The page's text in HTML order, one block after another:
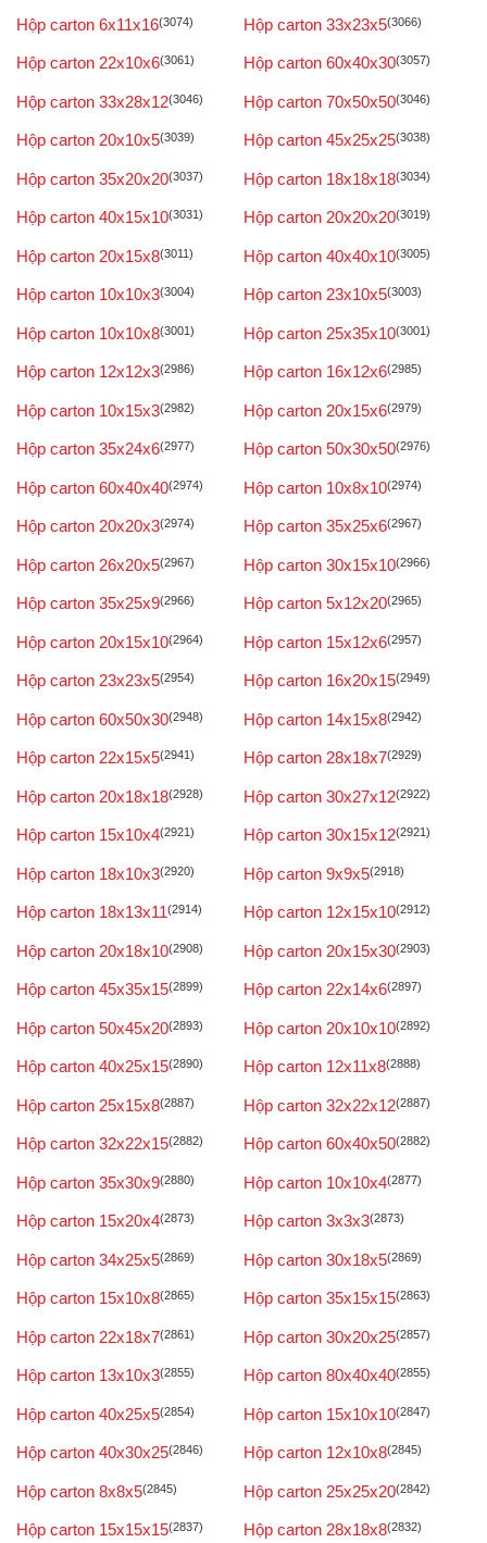
Hộp carton 6x11x16(3074) Hộp carton 33x23x5(3066)
Hộp carton 22x10x6(3061) Hộp carton 60x40x30(3057)
Hộp carton 33x28x12(3046) Hộp carton 70x50x50(3046)
Hộp carton 20x10x5(3039) Hộp carton 45x25x25(3038)
Hộp carton 35x20x20(3037) Hộp carton 18x18x18(3034)
Hộp carton 40x15x10(3031) Hộp carton 20x20x20(3019)
Hộp carton 20x15x8(3011) Hộp carton 40x40x10(3005)
Hộp carton 10x10x3(3004) Hộp carton 23x10x5(3003)
Hộp carton 10x10x8(3001) Hộp carton 25x35x10(3001)
Hộp carton 12x12x3(2986) Hộp carton 16x12x6(2985)
Hộp carton 10x15x3(2982) Hộp carton 20x15x6(2979)
Hộp carton 35x24x6(2977) Hộp carton 50x30x50(2976)
Hộp carton 60x40x40(2974) Hộp carton 10x8x10(2974)
Hộp carton 20x20x3(2974) Hộp carton 35x25x6(2967)
Hộp carton 26x20x5(2967) Hộp carton 30x15x10(2966)
Hộp carton 35x25x9(2966) Hộp carton 5x12x20(2965)
Hộp carton 20x15x10(2964) Hộp carton 15x12x6(2957)
Hộp carton 23x23x5(2954) Hộp carton 16x20x15(2949)
Hộp carton 60x50x30(2948) Hộp carton 14x15x8(2942)
Hộp carton 22x15x5(2941) Hộp carton 28x18x7(2929)
Hộp carton 20x18x18(2928) Hộp carton 30x27x12(2922)
Hộp carton 15x10x4(2921) Hộp carton 30x15x12(2921)
Hộp carton 18x10x3(2920) Hộp carton 9x9x5(2918)
Hộp carton 18x13x11(2914) Hộp carton 12x15x10(2912)
Hộp carton 20x18x10(2908) Hộp carton 20x15x30(2903)
Hộp carton 45x35x15(2899) Hộp carton 22x14x6(2897)
Hộp carton 50x45x20(2893) Hộp carton 20x10x10(2892)
Hộp carton 40x25x15(2890) Hộp carton 12x11x8(2888)
Hộp carton 25x15x8(2887) Hộp carton 32x22x12(2887)
Hộp carton 32x22x15(2882) Hộp carton 60x40x50(2882)
Hộp carton 35x30x9(2880) Hộp carton 10x10x4(2877)
Hộp carton 15x20x4(2873) Hộp carton 3x3x3(2873)
Hộp carton 34x25x5(2869) Hộp carton 30x18x5(2869)
Hộp carton 15x10x8(2865) Hộp carton 35x15x15(2863)
Hộp carton 22x18x7(2861) Hộp carton 30x20x25(2857)
Hộp carton 13x10x3(2855) Hộp carton 80x40x40(2855)
Hộp carton 40x25x5(2854) Hộp carton 15x10x10(2847)
Hộp carton 40x30x25(2846) Hộp carton 12x10x8(2845)
Hộp carton 8x8x5(2845) Hộp carton 25x25x20(2842)
Hộp carton 15x15x15(2837) Hộp carton 28x18x8(2832)